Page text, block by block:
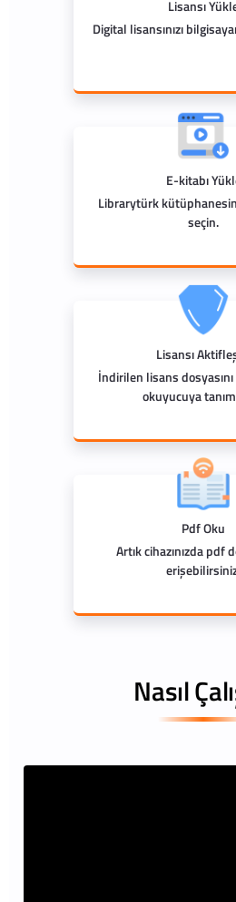
Lisansı
Digital lisansınızı
E-kitabı
Librarytürk
seçin.
Lisansı
İndirilen lisans
okuyucuya
Pdf Oku
Artık cihazınızda pdf
Nasıl